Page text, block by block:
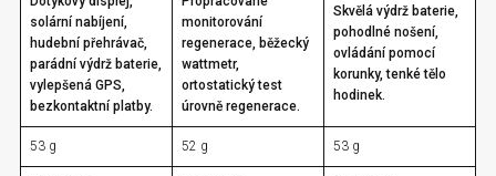
solární nabíjení,
hudební přehrávač,
parádní výdrž baterie,
vylepšená GPS,
bezkontaktní platby.
monitorování
regenerace, běžecký
wattmetr,
ortostatický test
úrovně regenerace.
Skvělá výdrž baterie,
pohodlné nošení,
ovládání pomocí
korunky, tenké tělo
hodinek.
53 g 52 g 53 g